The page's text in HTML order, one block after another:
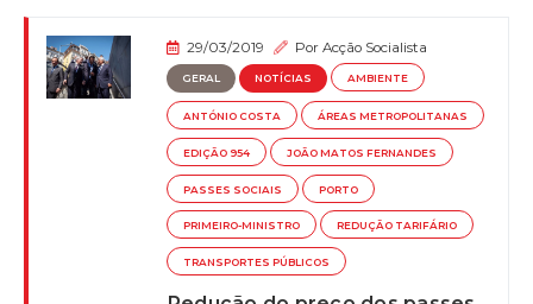
29/03/2019 PorAcção Socialista
GERAL NOTÍCIAS AMBIENTE
ANTÓNIO COSTA ÁREAS METROPOLITANAS
EDIÇÃO 954 JOÃO MATOS FERNANDES
PASSES SOCIAIS PORTO
PRIMEIRO-MINISTRO REDUÇÃO TARIFÁRIO
TRANSPORTES PÚBLICOS